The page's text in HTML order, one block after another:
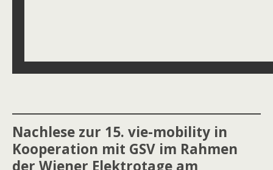
Nachlese zur 15. vie-mobility in
Kooperation mit GSV im Rahmen
der Wiener Elektrotage am